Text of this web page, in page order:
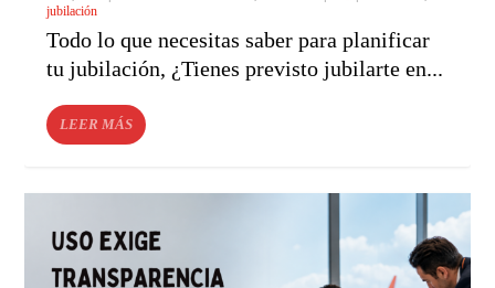
jubilación
Todo lo que necesitas saber para planificar
tu jubilación, ¿Tienes previsto jubilarte en...
LEER MÁS